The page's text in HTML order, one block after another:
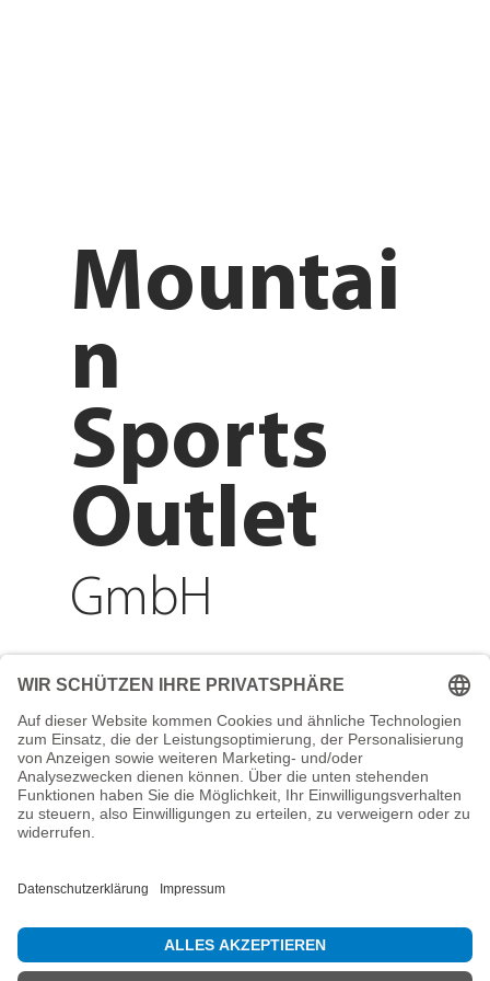
Adresse
Reichenberger Str. 1
84130 Dingolfing
Telefon
info@mountain-sports-
Mountai
n
Sports
Outlet
GmbH